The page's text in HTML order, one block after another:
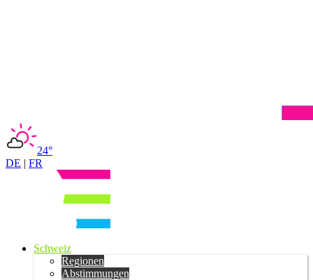
24°
DE | FR
Schweiz
Regionen
Abstimmungen